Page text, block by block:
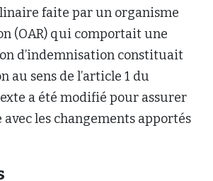
faite par un organisme
(OAR) qui comportait une
d’indemnisation constituait
au sens de l’article 1 du
a été modifié pour assurer
avec les changements apportés